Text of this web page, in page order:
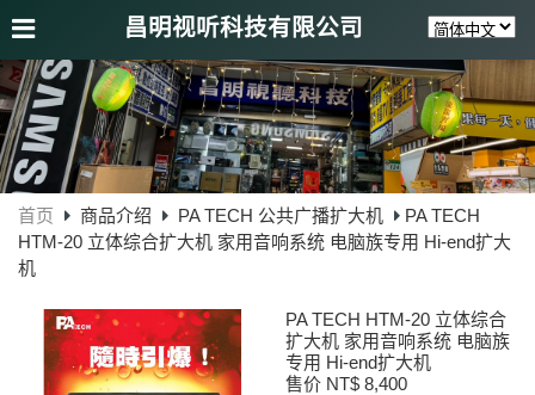
昌明视听科技有限公司
首页 商品介绍 PA TECH 公共广播扩大机
PA TECH
HTM-20 立体综合扩大机 家用音响系统 电脑族专用 Hi-end扩大
机
PA TECH HTM-20 立体综合
扩大机 家用音响系统 电脑族
专用 Hi-end扩大机
售价 NT$ 8,400